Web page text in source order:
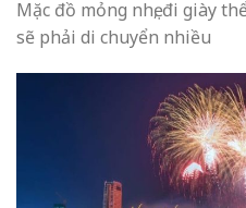
Mặc đồ mỏng nhẹ, đi giày
sẽ phải di chuyển nhiều